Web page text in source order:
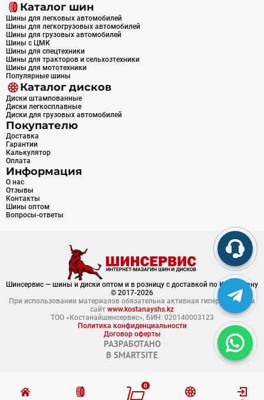
0
Каталог шин
Шины для легковых автомобилей
Шины для легкогрузовых автомобилей
Шины для грузовых автомобилей
Шины с ЦМК
Шины для спецтехники
Шины для тракторов и сельхозтехники
Шины для мототехники
Популярные шины
Каталог дисков
Диски штампованные
Диски легкосплавные
Диски для грузовых автомобилей
Покупателю
Доставка
Гарантии
Калькулятор
Оплата
Информация
О нас
Отзывы
Контакты
Шины оптом
Вопросы-ответы
Шинсервис — шины и диски оптом и в розницу с доставкой по Казахстану
© 2017-2026
При использовании материалов обязательна активная гиперссылка на
сайт www.kostanayshs.kz
ТОО «Костанайшинсервис», БИН: 020140003123
Политика конфиденциальности
Договор оферты
РАЗРАБОТАНО
В SMARTSITE